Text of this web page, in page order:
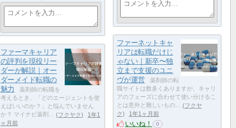
ファーネットキャ
リアは転職だけじ
ゃない｜新卒〜独
立まで支援のユニ
ヴが運営
薬剤師の転
職サイトは数多くありますが、キャリ
アのフェーズに合わせて使い分けるこ
とは意外と難しいもの…
フクヤ
ク
1年1ヶ月前
いいね！ 0
ファーマキャリア
の評判を現役リー
ダーが解説｜オー
ダーメイド転職の
魅力
薬剤師の転職を
考えるとき、「どのエージェントを使
えばいいのか？」と悩んでいません
か？ マイナビ薬剤…
フクヤク
1年1
ヶ月前